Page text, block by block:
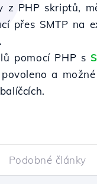
z PHP skriptů,
přes SMTP na
pomocí PHP s
a
Podobné články